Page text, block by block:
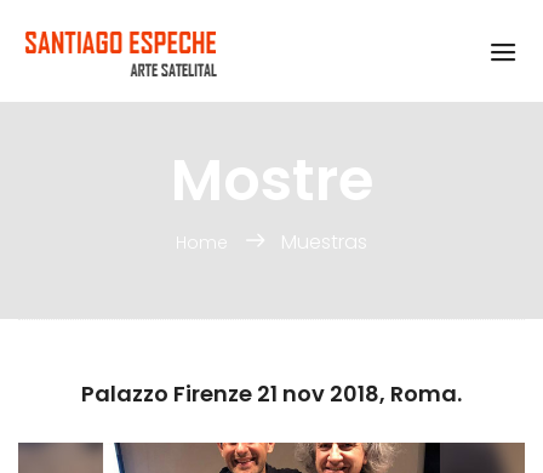
Mostre
Home Muestras
Palazzo Firenze 21 nov 2018, Roma.